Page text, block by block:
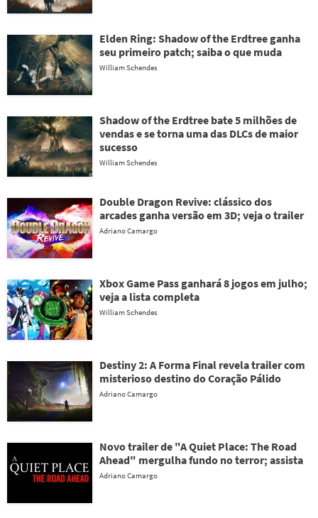
Elden Ring: Shadow of the Erdtree ganha
seu primeiro patch; saiba o que muda
William Schendes
Shadow of the Erdtree bate 5 milhões de
vendas e se torna uma das DLCs de maior
sucesso
William Schendes
Double Dragon Revive: clássico dos
arcades ganha versão em 3D; veja o trailer
Adriano Camargo
Xbox Game Pass ganhará 8 jogos em julho;
veja a lista completa
William Schendes
Destiny 2: A Forma Final revela trailer com
misterioso destino do Coração Pálido
Adriano Camargo
Novo trailer de "A Quiet Place: The Road
Ahead" mergulha fundo no terror; assista
Adriano Camargo